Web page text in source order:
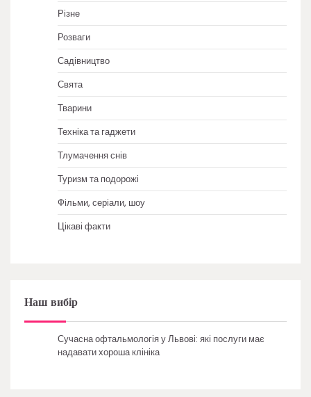
Різне
Розваги
Садівництво
Свята
Тварини
Техніка та гаджети
Тлумачення снів
Туризм та подорожі
Фільми, серіали, шоу
Цікаві факти
Наш вибір
Сучасна офтальмологія у Львові: які послуги має
надавати хороша клініка